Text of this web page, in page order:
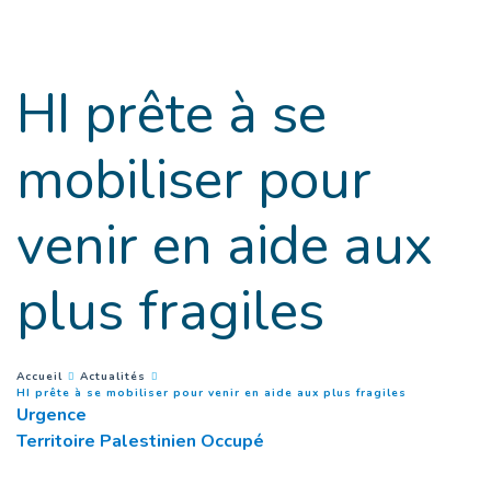
HI prête à se
mobiliser pour
venir en aide aux
plus fragiles
You are here :
Accueil
Actualités
HI prête à se mobiliser pour venir en aide aux plus fragiles
Urgence
Territoire Palestinien Occupé